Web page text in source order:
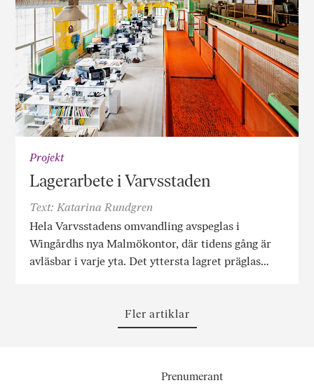
Projekt
Lagerarbete i Varvsstaden
Text: Katarina Rundgren
Hela Varvsstadens omvandling avspeglas i
Wingårdhs nya Malmökontor, där tidens gång är
avläsbar i varje yta. Det yttersta lagret präglas…
Fler artiklar
Prenumerant